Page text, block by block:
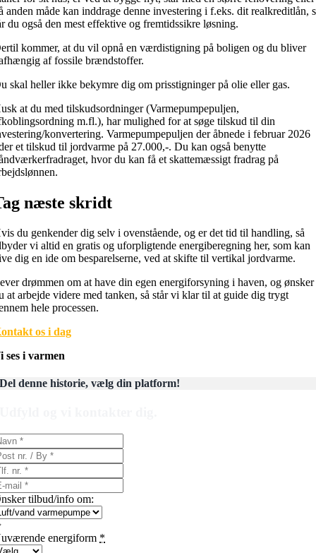
anden måde kan inddrage denne investering i f.eks. dit realkreditlån,
du også den mest effektive og fremtidssikre løsning.
kommer, at du vil opnå en værdistigning på boligen og du bliver
af fossile brændstoffer.
skal heller ikke bekymre dig om prisstigninger på olie eller gas.
at du med tilskudsordninger (Varmepumpepuljen,
m.fl.), har mulighed for at søge tilskud til din
konvertering. Varmepumpepuljen der åbnede i februar 2026
et tilskud til jordvarme på 27.000,-.Du kan også benytte
hvor du kan få et skattemæssigt fradrag på
næste skridt
du genkender dig selv i ovenstående, og er det tid til handling, så
vi altid en gratis og uforpligtende energiberegning her, som kan
dig en ide om besparelserne, ved at skifte til vertikal jordvarme.
drømmen om at have din egen energiforsyning i haven, og ønsker
at arbejde videre med tanken, så står vi klar til at guide dig trygt
hele processen.
os i dag
ses i varmen
Del denne historie, vælg din platform!
tilbud/info om:
energiform *